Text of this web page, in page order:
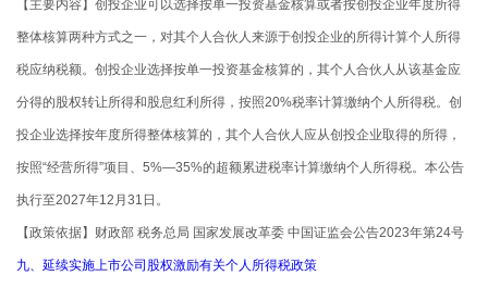
【主要内容】创投企业可以选择按单一投资基金核算或者按创投企业年度所得
整体核算两种方式之一，对其个人合伙人来源于创投企业的所得计算个人所得
税应纳税额。创投企业选择按单一投资基金核算的，其个人合伙人从该基金应
分得的股权转让所得和股息红利所得，按照20%税率计算缴纳个人所得税。创
投企业选择按年度所得整体核算的，其个人合伙人应从创投企业取得的所得，
按照“经营所得”项目、5%—35%的超额累进税率计算缴纳个人所得税。本公告
执行至2027年12月31日。
【政策依据】财政部 税务总局 国家发展改革委 中国证监会公告2023年第24号
九、延续实施上市公司股权激励有关个人所得税政策